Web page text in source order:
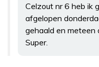
Celzout nr 6 heb ik
afgelopen
gehaald en meteen
Super.